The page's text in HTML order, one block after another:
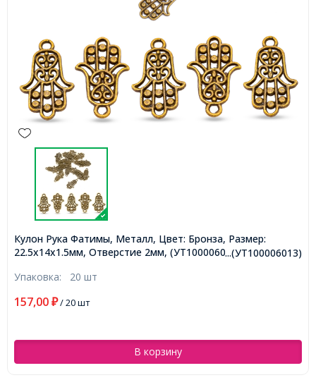
...(УТ100006013)
Кулон Рука Фатимы, Металл, Цвет: Бронза, Размер:
22.5х14х1.5мм, Отверстие 2мм, (УТ100006013)
Упаковка: 20 шт
157,00 ₽/ 20 шт
В корзину